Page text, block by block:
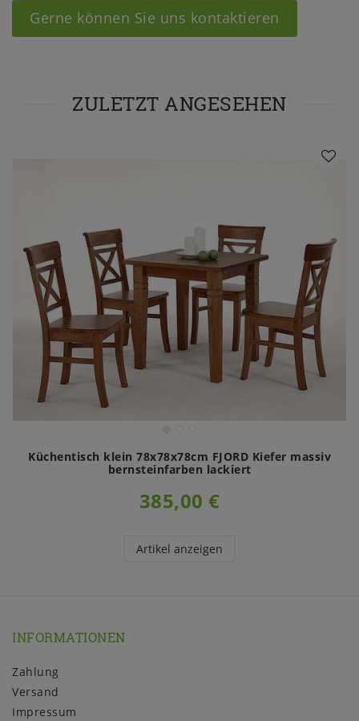
Gerne können Sie uns kontaktieren
ZULETZT ANGESEHEN
Küchentisch klein 78x78x78cm FJORD Kiefer massiv
bernsteinfarben lackiert
385,00 €
Artikel anzeigen
INFORMATIONEN
Zahlung
Versand
Impressum